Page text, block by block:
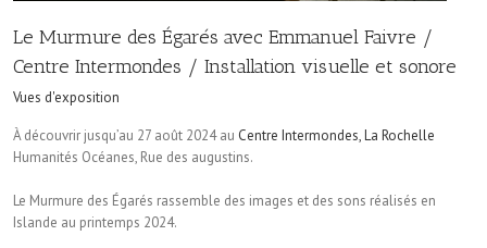
Le Murmure des Égarés avec Emmanuel Faivre /
Centre Intermondes / Installation visuelle et sonore
Vues d'exposition
À découvrir jusqu’au 27 août 2024 au Centre Intermondes, La Rochelle
Humanités Océanes, Rue des augustins.
Le Murmure des Égarés rassemble des images et des sons réalisés en
Islande au printemps 2024.